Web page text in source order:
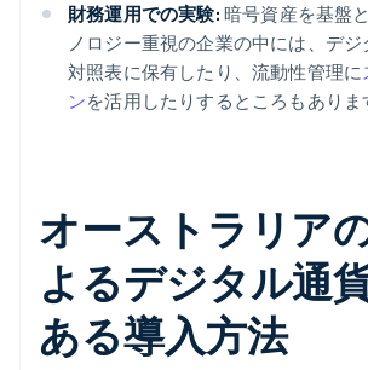
財務運用での実験: 暗号資産を基盤
ノロジー重視の企業の中には、デ
対照表に保有したり、流動性管理に
ンを活用したりするところもありま
オーストラリア
よるデジタル通
ある導入方法